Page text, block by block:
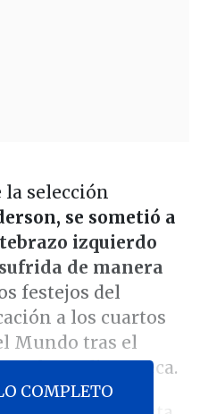
selección
se sometió a
izquierdo
de manera
festejos del
a los cuartos
Mundo tras el
el Estadio Azteca.
COMPLETO